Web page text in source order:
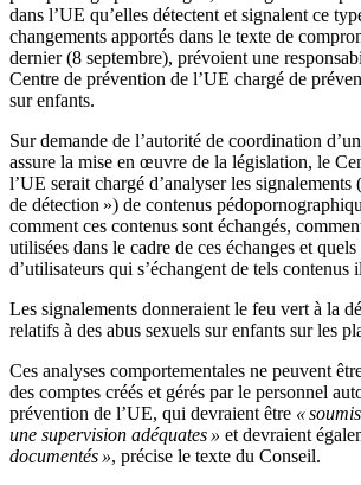
dans l’UE qu’elles détectent et signalent ce
changements apportés dans le texte de
dernier (8 septembre), prévoient une
Centre de prévention de l’UE chargé de
sur enfants.
Sur demande de l’autorité de coordination
assure la mise en œuvre de la législation, le
l’UE serait chargé d’analyser les
de détection ») de contenus
comment ces contenus sont échangés,
utilisées dans le cadre de ces échanges et
d’utilisateurs qui s’échangent de tels contenus
Les signalements donneraient le feu vert à la
relatifs à des abus sexuels sur enfants sur les
Ces analyses comportementales ne peuvent
des comptes créés et gérés par le personnel
prévention de l’UE, qui devraient être «
une supervision adéquates » et devraient
documentés », précise le texte du Conseil.